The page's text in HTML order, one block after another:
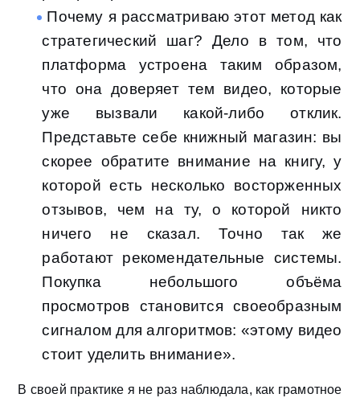
Почему я рассматриваю этот метод как
стратегический шаг? Дело в том, что
платформа устроена таким образом,
что она доверяет тем видео, которые
уже вызвали какой-либо отклик.
Представьте себе книжный магазин: вы
скорее обратите внимание на книгу, у
которой есть несколько восторженных
отзывов, чем на ту, о которой никто
ничего не сказал. Точно так же
работают рекомендательные системы.
Покупка небольшого объёма
просмотров становится своеобразным
сигналом для алгоритмов: «этому видео
стоит уделить внимание».
В своей практике я не раз наблюдала, как грамотное